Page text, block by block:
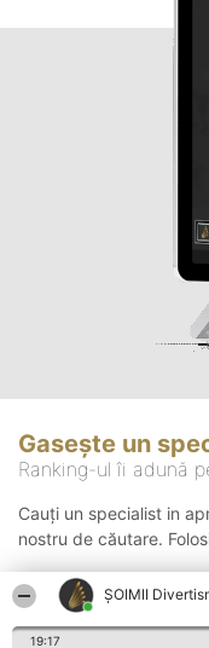
ŞOIMII
19:17
Gasește un
Ranking-ul îi adună
Cauți un specialist in
nostru de căutare.